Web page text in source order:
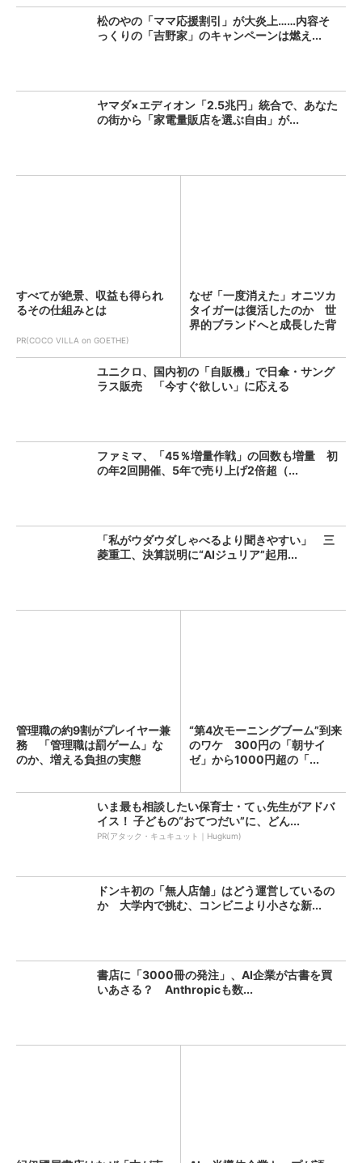
松のやの「ママ応援割引」が大炎上……内容そ
っくりの「吉野家」のキャンペーンは燃え...
ヤマダ×エディオン「2.5兆円」統合で、あなた
の街から「家電量販店を選ぶ自由」が...
すべてが絶景、収益も得られ
るその仕組みとは
PR(COCO VILLA on GOETHE)
なぜ「一度消えた」オニツカ
タイガーは復活したのか 世
界的ブランドへと成長した背
ユニクロ、国内初の「自販機」で日傘・サング
ラス販売 「今すぐ欲しい」に応える
ファミマ、「45％増量作戦」の回数も増量 初
の年2回開催、5年で売り上げ2倍超（...
「私がウダウダしゃべるより聞きやすい」 三
菱重工、決算説明に“AIジュリア”起用...
管理職の約9割がプレイヤー兼
務 「管理職は罰ゲーム」な
のか、増える負担の実態
“第4次モーニングブーム”到来
のワケ 300円の「朝サイ
ゼ」から1000円超の「...
いま最も相談したい保育士・てぃ先生がアドバ
イス！ 子どもの“おてつだい”に、どん...
PR(アタック・キュキュット｜Hugkum)
ドンキ初の「無人店舗」はどう運営しているの
か 大学内で挑む、コンビニより小さな新...
書店に「3000冊の発注」、AI企業が古書を買
いあさる？ Anthropicも数...